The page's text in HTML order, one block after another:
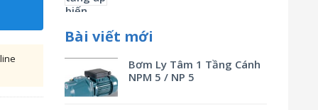
Bài viết mới
Bơm Ly Tâm 1 Tầng Cánh
NPM 5 / NP 5